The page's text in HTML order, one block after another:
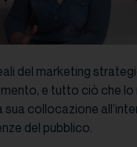
del marketing
e tutto ciò che lo
sua collocazione
del pubblico.